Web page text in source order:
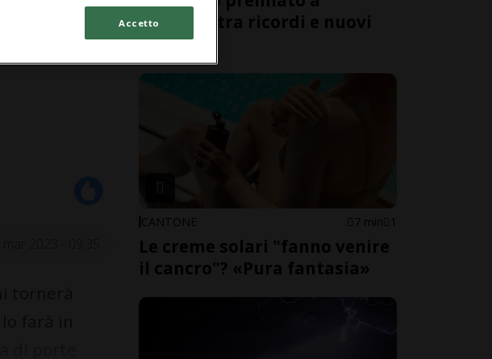
Locarno, tra ricordi e nuovi
sogni
CANTONE 7 min 1
Le creme solari "fanno venire
il cancro"? «Pura fantasia»
Accetto